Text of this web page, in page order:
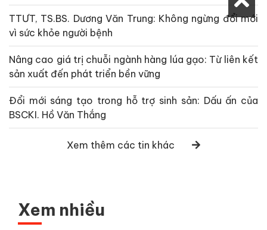
TTƯT, TS.BS. Dương Văn Trung: Không ngừng đổi mới
vì sức khỏe người bệnh
Nâng cao giá trị chuỗi ngành hàng lúa gạo: Từ liên kết
sản xuất đến phát triển bền vững
Đổi mới sáng tạo trong hỗ trợ sinh sản: Dấu ấn của
BSCKI. Hồ Văn Thắng
Xem thêm các tin khác
Xem nhiều